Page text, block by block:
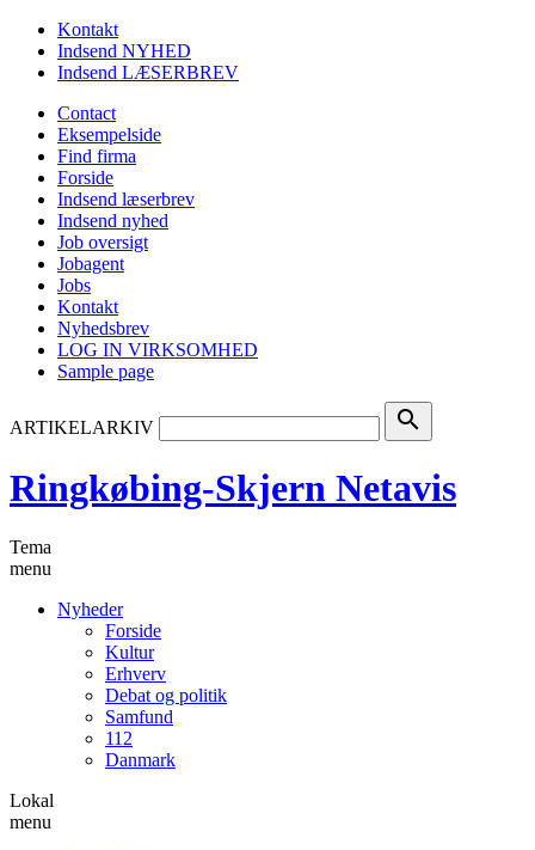
Kontakt
Indsend NYHED
Indsend LÆSERBREV
Contact
Eksempelside
Find firma
Forside
Indsend læserbrev
Indsend nyhed
Job oversigt
Jobagent
Jobs
Kontakt
Nyhedsbrev
LOG IN VIRKSOMHED
Sample page
ARTIKELARKIV search
Ringkøbing-Skjern Netavis
Tema
menu
Nyheder
Forside
Kultur
Erhverv
Debat og politik
Samfund
112
Danmark
Lokal
menu